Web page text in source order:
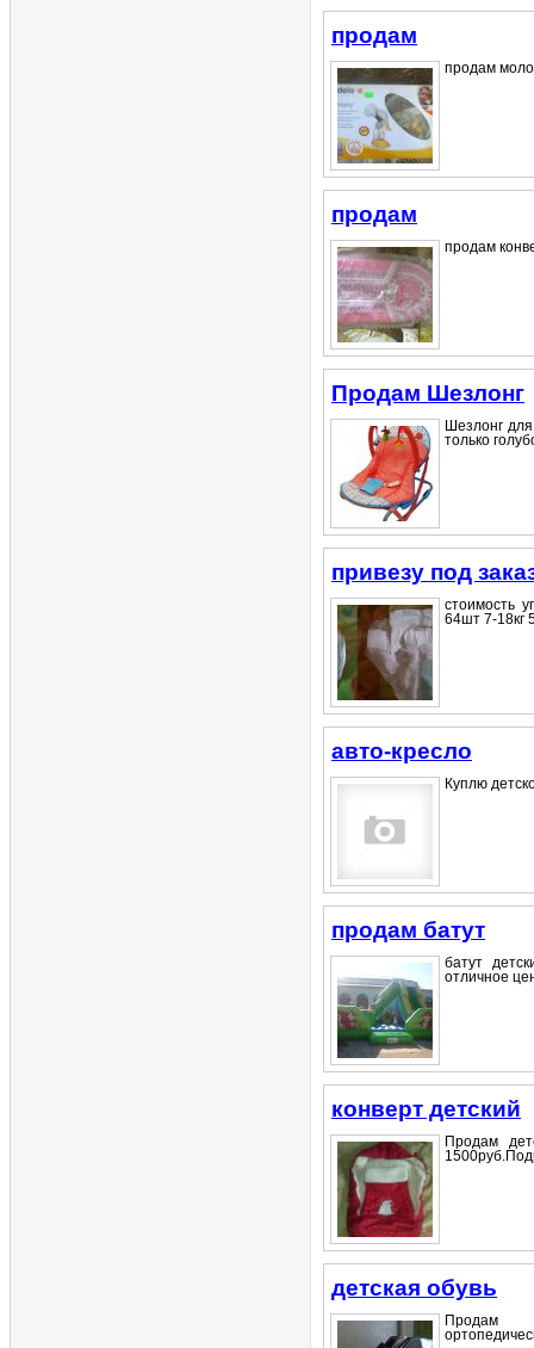
продам
продам
продам
продам
Продам Шезлонг
Шезлонг
только
привезу под
стоимость
64шт 7-18кг
авто-кресло
Куплю
продам батут
батут
отличное
конверт детский
Продам
детская обувь
Продам